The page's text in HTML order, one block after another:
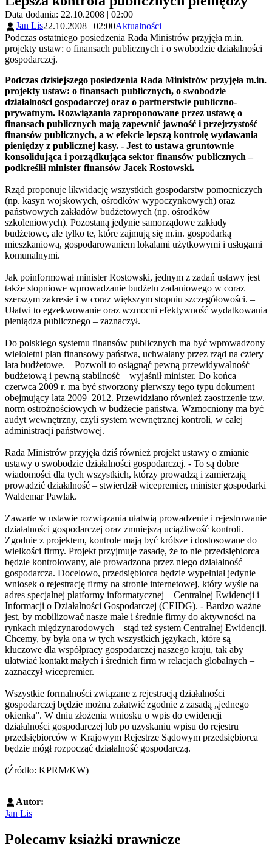
Data dodania: 22.10.2008 | 02:00
Jan Lis22.10.2008 | 02:00Aktualności
Podczas ostatniego posiedzenia Rada Ministrów przyjęła m.in.
projekty ustaw: o finansach publicznych i o swobodzie działalności
gospodarczej.
Podczas dzisiejszego posiedzenia Rada Ministrów przyjęła m.in.
projekty ustaw: o finansach publicznych, o swobodzie
działalności gospodarczej oraz o partnerstwie publiczno-
prywatnym. Rozwiązania zaproponowane przez ustawę o
finansach publicznych mają zapewnić jawność i przejrzystość
finansów publicznych, a w efekcie lepszą kontrolę wydawania
pieniędzy z publicznej kasy. - Jest to ustawa gruntownie
konsolidująca i porządkująca sektor finansów publicznych –
podkreślił minister finansów Jacek Rostowski.
Rząd proponuje likwidację wszystkich gospodarstw pomocniczych
(np. kasyn wojskowych, ośrodków wypoczynkowych) oraz
państwowych zakładów budżetowych (np. ośrodków
szkoleniowych). Pozostaną jedynie samorządowe zakłady
budżetowe, ale tylko te, które zajmują się m.in. gospodarką
mieszkaniową, gospodarowaniem lokalami użytkowymi i usługami
komunalnymi.
Jak poinformował minister Rostowski, jednym z zadań ustawy jest
także stopniowe wprowadzanie budżetu zadaniowego w coraz
szerszym zakresie i w coraz większym stopniu szczegółowości. –
Ułatwi to egzekwowanie oraz wzmocni efektywność wydatkowania
pieniądza publicznego – zaznaczył.
Do polskiego systemu finansów publicznych ma być wprowadzony
wieloletni plan finansowy państwa, uchwalany przez rząd na cztery
lata budżetowe. – Pozwoli to osiągnąć pewną przewidywalność
budżetową i pewną stabilność – wyjaśnił minister. Do końca
czerwca 2009 r. ma być stworzony pierwszy tego typu dokument
obejmujący lata 2009–2012. Przewidziano również zaostrzenie tzw.
norm ostrożnościowych w budżecie państwa. Wzmocniony ma być
audyt wewnętrzny, czyli system wewnętrznej kontroli, w całej
administracji państwowej.
Rada Ministrów przyjęła dziś również projekt ustawy o zmianie
ustawy o swobodzie działalności gospodarczej. - To są dobre
wiadomości dla tych wszystkich, którzy prowadzą i zamierzają
prowadzić działalność – stwierdził wicepremier, minister gospodarki
Waldemar Pawlak.
Zawarte w ustawie rozwiązania ułatwią prowadzenie i rejestrowanie
działalności gospodarczej oraz zmniejszą uciążliwość kontroli.
Zgodnie z projektem, kontrole mają być krótsze i dostosowane do
wielkości firmy. Projekt przyjmuje zasadę, że to nie przedsiębiorca
będzie kontrolowany, ale prowadzona przez niego działalność
gospodarcza. Docelowo, przedsiębiorca będzie wypełniał jedynie
wniosek o rejestrację firmy na stronie internetowej, który wyśle na
adres specjalnej platformy informatycznej – Centralnej Ewidencji i
Informacji o Działalności Gospodarczej (CEIDG). - Bardzo ważne
jest, by mobilizować nasze małe i średnie firmy do aktywności na
rynkach międzynarodowych – stąd też system Centralnej Ewidencji.
Chcemy, by była ona w tych wszystkich językach, które są
kluczowe dla współpracy gospodarczej naszego kraju, tak aby
ułatwiać kontakt małych i średnich firm w relacjach globalnych –
zaznaczył wicepremier.
Wszystkie formalności związane z rejestracją działalności
gospodarczej będzie można załatwić zgodnie z zasadą „jednego
okienka”. W dniu złożenia wniosku o wpis do ewidencji
działalności gospodarczej lub po uzyskaniu wpisu do rejestru
przedsiębiorców w Krajowym Rejestrze Sądowym przedsiębiorca
będzie mógł rozpocząć działalność gospodarczą.
(Źródło: KPRM/KW)
Autor:
Jan Lis
Polecamy książki prawnicze